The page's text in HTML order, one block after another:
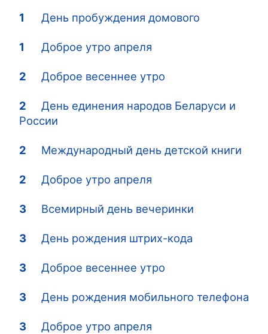
1 День пробуждения домового
1 Доброе утро апреля
2 Доброе весеннее утро
2
День единения народов Беларуси и
России
2 Международный день детской книги
2 Доброе утро апреля
3 Всемирный день вечеринки
3 День рождения штрих-кода
3 Доброе весеннее утро
3 День рождения мобильного телефона
3 Доброе утро апреля